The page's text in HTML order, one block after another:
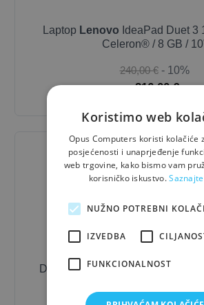
Laptop Lenovo IdeaPad Duet 3
Celeron® / 8 GB /
240,00 € - 10%
216,00 €
Docking StationLenovo
Koristimo web
Opus Computers koristi kolačiće
posjećenosti i unaprjeđenje
web trgovine, kako bismo vam
korisničko iskustvo.
NUŽNO POTREBNI
IZVEDBA
FUNKCIONALNOST